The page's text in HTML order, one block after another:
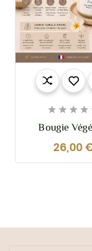
   
Bougie
Parfumée
Riz 210g –
Et
26,00